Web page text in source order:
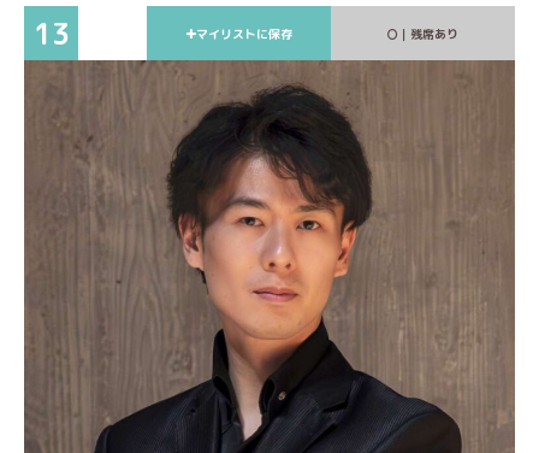
13 マイリストに保存 ｜残席あり